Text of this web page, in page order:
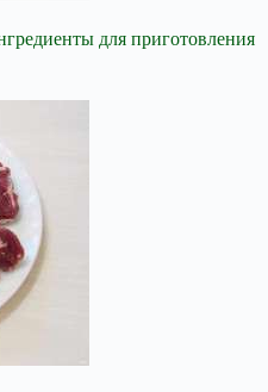
для приготовления